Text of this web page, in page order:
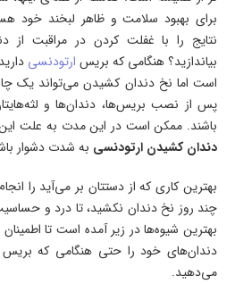
برای بهبود سلامت و ظاهر لبخند خود
نتایج را با غفلت کردن در مراقبت از
بیاندازید؟ هنگامی که بریس ارتودنسی
است اما نخ دندان کشیدن می‌تواند یک
پس از نصب بریس‌ها، دندان‌ها و
باشند. ممکن است در این مدت به علت
دندان کشیدن ارتودنسی به شدت دشوار
بهترین کاری که از دستتان بر می‌آید را
چند روز نخ دندان نکشید، تا درد و
بهترین شیوه‌ها در زیر آمده است تا
دندان‌های خود را حتی هنگامی که بریس
می‌دهید.